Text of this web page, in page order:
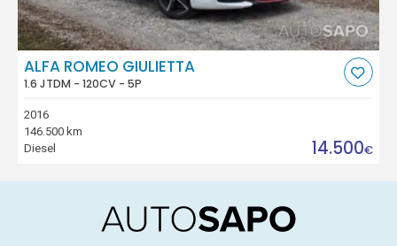
ALFA ROMEO GIULIETTA
1.6 JTDM - 120CV - 5P
2016
146.500 km
Diesel
14.500€